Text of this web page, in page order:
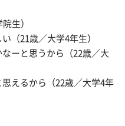
生）
い（21歳／大学4年生）
ーと思うから（22歳／大
えるから（22歳／大学4年